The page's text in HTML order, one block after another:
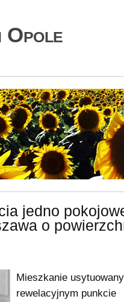
Opole
jedno
o
Mieszkanie
rewelacyjnym punkcie